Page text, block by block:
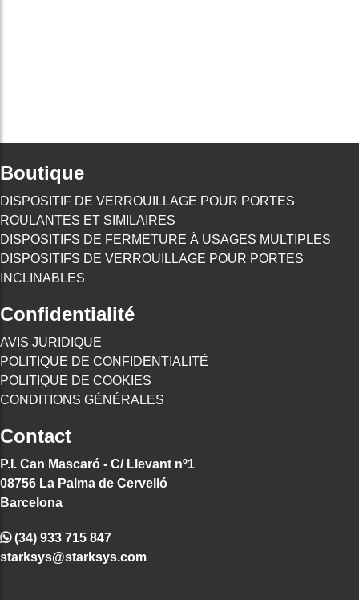
Boutique
DISPOSITIF DE VERROUILLAGE POUR PORTES
ROULANTES ET SIMILAIRES
DISPOSITIFS DE FERMETURE À USAGES MULTIPLES
DISPOSITIFS DE VERROUILLAGE POUR PORTES
INCLINABLES
Confidentialité
AVIS JURIDIQUE
POLITIQUE DE CONFIDENTIALITÉ
POLITIQUE DE COOKIES
CONDITIONS GÉNÉRALES
Contact
P.I. Can Mascaró - C/ Llevant nº1
08756 La Palma de Cervelló
Barcelona
(34) 933 715 847
starksys@starksys.com